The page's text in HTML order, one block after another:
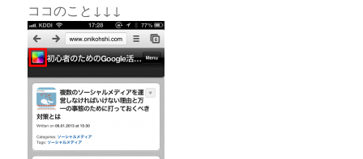
ココのこと↓↓↓